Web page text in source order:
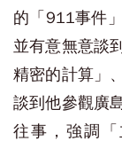
的「911事件
並有意無意談
精密的計算」
談到他參觀廣
往事，強調